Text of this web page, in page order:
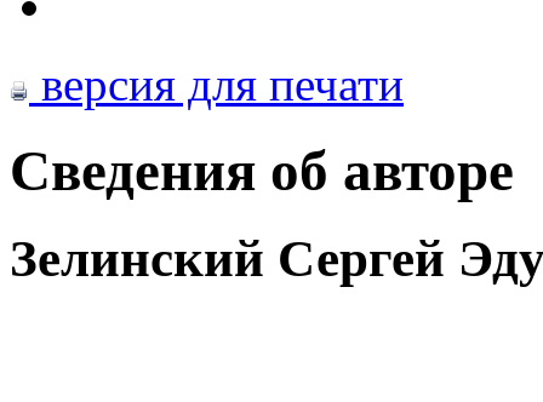
версия для печати
Сведения об авторе
Зелинский Сергей